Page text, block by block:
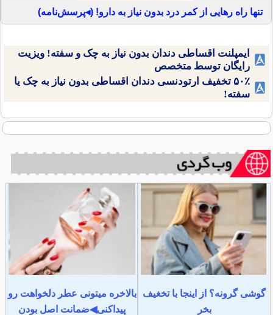
تنها راه رهایی از کمر درد بدون نیاز به دارو! (◂پرسش‌نامه)
ایمپلنت اقساطی دندان بدون نیاز به چک و سفته! ویزیت
رایگان توسط متخصص
۵۰٪ تخفیف ارتودنسی دندان اقساطی بدون نیاز به چک یا
سفته!
گوشی گرونه؟ از اینجا با تخغیف
بخر
بالاخره میتونی عطر دلخواهت رو
پیداکنی◀ضمانت اصل بودن